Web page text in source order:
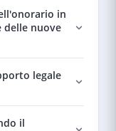
in
nuove
legale
il